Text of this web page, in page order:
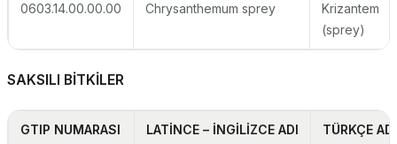
0603.14.00.00.00 Chrysanthemum sprey
Krizantem
(sprey)
SAKSILI BİTKİLER
GTIP NUMARASI LATİNCE – İNGİLİZCE ADI TÜRKÇE ADI